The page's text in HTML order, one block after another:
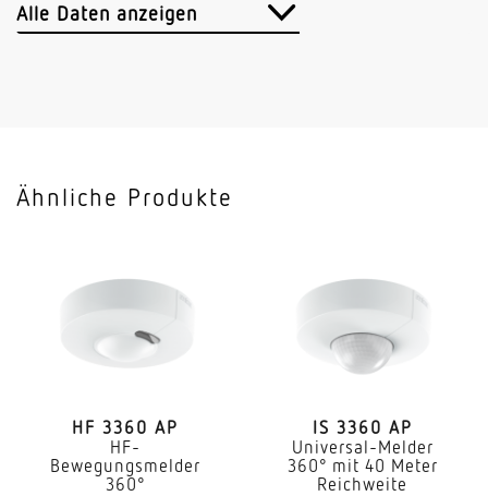
129 x 70 mm
Anwendung, Ort
Innenbereich Lager
Montageort
Alle Daten anzeigen
Ähnliche Produkte
HF 3360 AP
HF-
Bewegungsmelder
360°
IS 3360 AP
Universal-Melder
360° mit 40 Meter
Reichweite